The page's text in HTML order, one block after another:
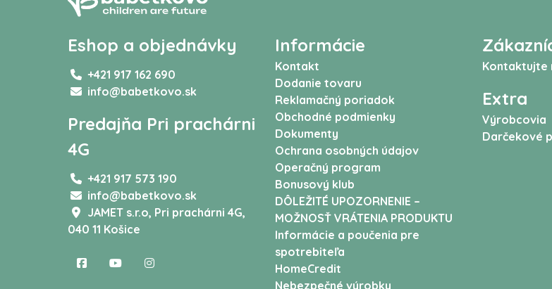
Eshop a objednávky
+421 917 162 690
info@babetkovo.sk
Predajňa Pri prachárni
4G
+421 917 573 190
info@babetkovo.sk
JAMET s.r.o, Pri prachárni 4G,
040 11 Košice
Informácie
Kontakt
Dodanie tovaru
Reklamačný poriadok
Obchodné podmienky
Dokumenty
Ochrana osobných údajov
Operačný program
Bonusový klub
DÔLEŽITÉ UPOZORNENIE –
MOŽNOSŤ VRÁTENIA PRODUKTU
Informácie a poučenia pre
spotrebiteľa
HomeCredit
Nebezpečné výrobky
Kontaktujte
Extra
Výrobcovia
Darčekové